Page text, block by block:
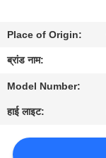
गुणवत्ता
नियंत्रण
Place of Origin:
ब्रांड नाम:
Model Number:
हाई लाइट: